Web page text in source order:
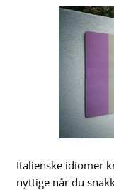
Italienske idiomer
nyttige når du